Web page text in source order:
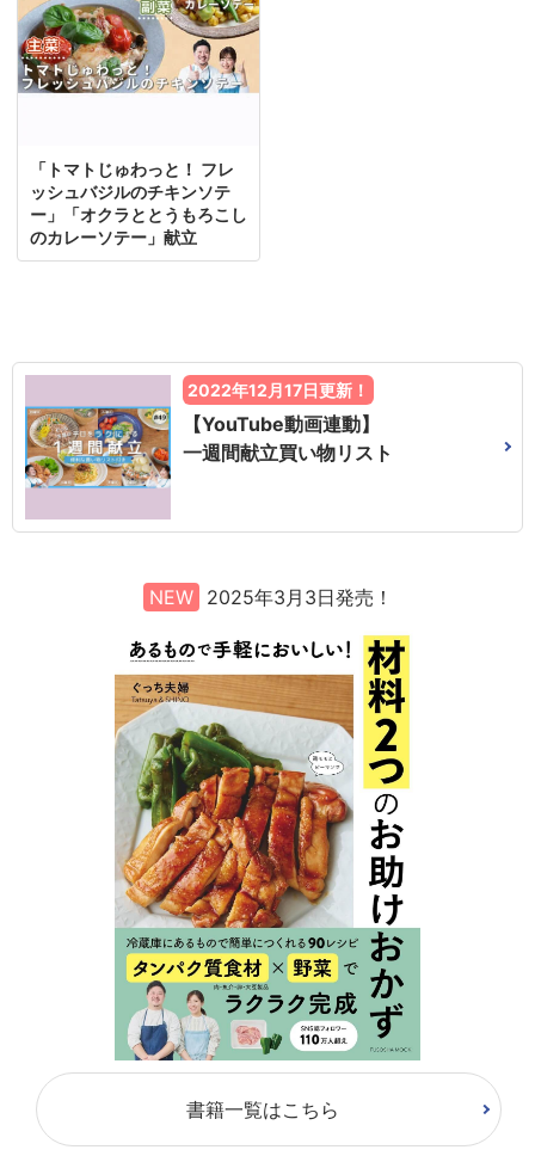
「トマトじゅわっと！ フレ
ッシュバジルのチキンソテ
ー」「オクラととうもろこし
のカレーソテー」献立
2022年12月17日更新！
【YouTube動画連動】
一週間献立買い物リスト
NEW 2025年3月3日発売！
書籍一覧はこちら